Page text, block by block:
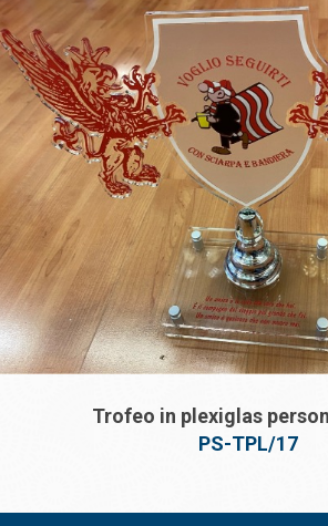
Trofeo in plexiglas
PS-TPL/17